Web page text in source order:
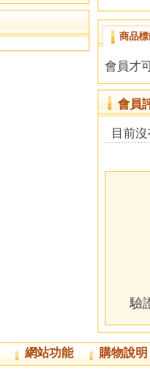
商品
會員才
會員
目前
驗
網站功能 購物說明